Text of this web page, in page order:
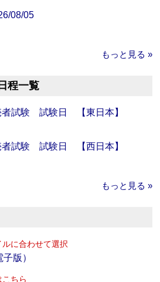
08/05
もっと見る »
程一覧
試験 試験日 【東日本】
試験 試験日 【西日本】
もっと見る »
に合わせて選択
版）
ちら